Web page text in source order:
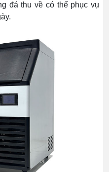
đá thu về có thể phục vụ